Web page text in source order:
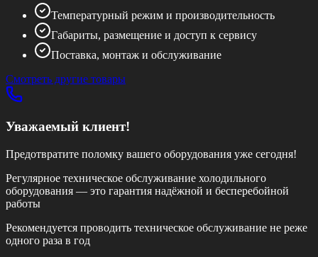
Температурный режим и производительность
Габариты, размещение и доступ к сервису
Поставка, монтаж и обслуживание
Смотреть другие товары
Уважаемый клиент!
Предотвратите поломку вашего оборудования уже сегодня!
Регулярное техническое обслуживание холодильного
оборудования — это гарантия надёжной и бесперебойной
работы
Рекомендуется проводить техническое обслуживание не реже
одного раза в год